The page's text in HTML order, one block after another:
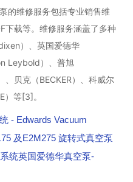
的维修服务包括专业销售维
下载等。维修服务涵盖了多种
）、英国爱德华
Leybold）、普旭
、贝克（BECKER）、科威尔
）等[3]。
- Edwards Vacuum
及E2M275 旋转式真空泵
统英国爱德华真空泵-